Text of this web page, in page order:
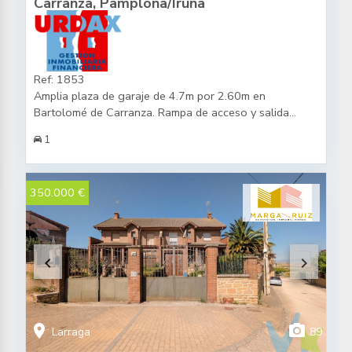
aproximadamente un 2% sobre el precio de compra).
Honorarios de la agencia a cargo del vendedor. NO SE
COBRA HONORARIOS AL COMPRADOR.
Ref: 1853
Amplia plaza de garaje de 4.7m por 2.60m en
Bartolomé de Carranza. Rampa de acceso y salida
1
keyboard_arrow_left keyboard_arrow_right
350.000 €
location_onLarraga photo_camera89